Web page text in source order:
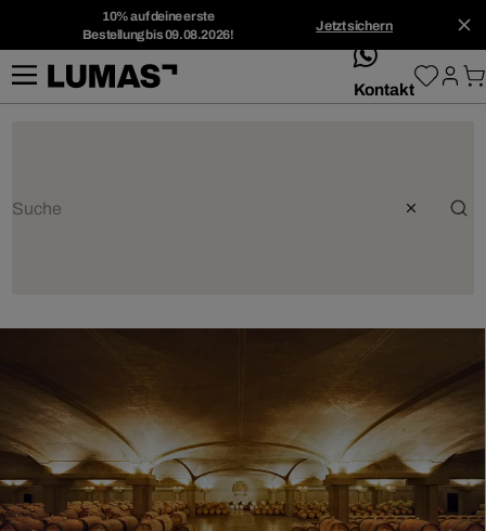
10% auf deine erste
Bestellung bis 09.08.2026!
Jetzt sichern
whatsApp
Kontakt